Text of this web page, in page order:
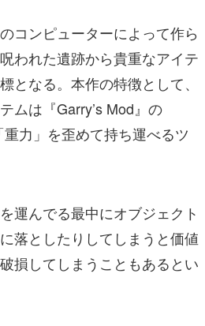
コンピューターによって作ら
われた遺跡から貴重なアイテ
となる。本作の特徴として、
ムは『Garry’s Mod』の
力」を歪めて持ち運べるツ
運んでる最中にオブジェクト
落としたりしてしまうと価値
損してしまうこともあるとい